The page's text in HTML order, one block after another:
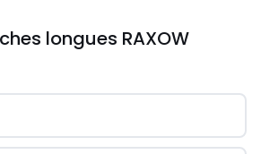
longues RAXOW